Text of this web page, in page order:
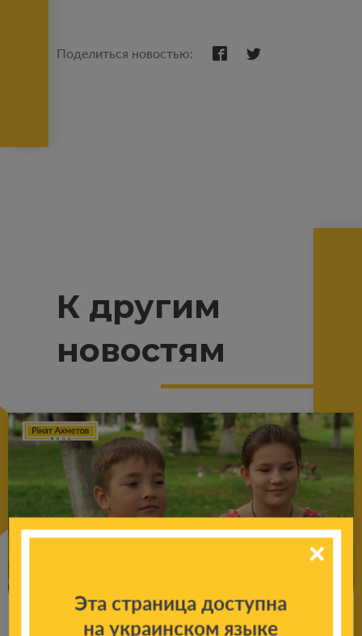
Поделиться новостью:
К другим
новостям
«Тут є все для того, щоб діти оду­жу­ва­ли»:
Эта страница доступна
на украинском языке